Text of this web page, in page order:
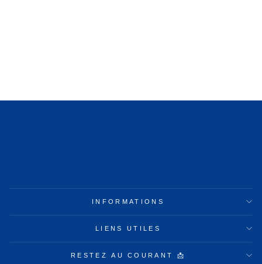
INFORMATIONS
LIENS UTILES
RESTEZ AU COURANT 📩